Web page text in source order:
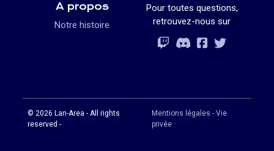
A propos
Notre histoire
Pour toutes questions,
retrouvez-nous sur
Rejoignez-
Rejoignez-
Rejoignez-
Rejoignez-
© 2026 Lan-Area - All rights
reserved -
Mentions légales - Vie
privée